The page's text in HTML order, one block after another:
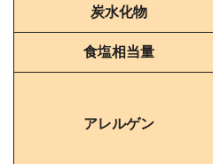
炭水化物
食塩相当量
アレルゲン